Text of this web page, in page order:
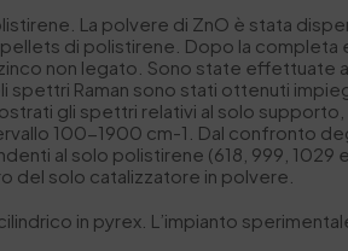
La polvere di ZnO è stata
di polistirene. Dopo la completa
non legato. Sono state effettuate
spettri Raman sono stati ottenuti
gli spettri relativi al solo
100-1900 cm-1. Dal confronto
al solo polistirene (618, 999, 1029
del solo catalizzatore in polvere.
in pyrex. L’impianto